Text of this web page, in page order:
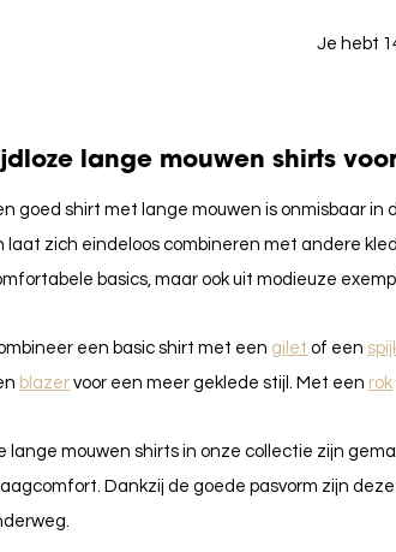
Je hebt
lange mouwen shirts
goed shirt met lange mouwen is onmisbaar
laat zich eindeloos combineren met andere
basics, maar ook uit modieuze
een basic shirt met een gilet of een
blazer voor een meer geklede stijl. Met een rok
lange mouwen shirts in onze collectie zijn
Dankzij de goede pasvorm zijn